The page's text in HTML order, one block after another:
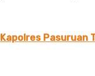
Kapolres Pasuruan